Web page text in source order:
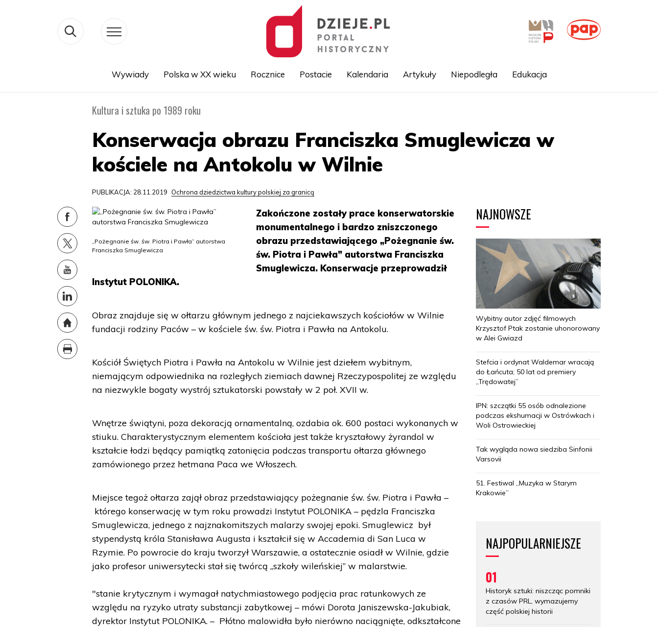
Wywiady Polska w XX wieku Rocznice Postacie Kalendaria Artykuły Niepodległa Edukacja
Kultura i sztuka po 1989 roku
Konserwacja obrazu Franciszka Smuglewicza w
kościele na Antokolu w Wilnie
PUBLIKACJA: 28.11.2019 Ochrona dziedzictwa kultury polskiej za granicą
„Pożegnanie św. św. Piotra i Pawła” autorstwa
Franciszka Smuglewicza
Zakończone zostały prace konserwatorskie
monumentalnego i bardzo zniszczonego
obrazu przedstawiającego „Pożegnanie św.
św. Piotra i Pawła” autorstwa Franciszka
Smuglewicza. Konserwacje przeprowadził
Instytut POLONIKA.
Obraz znajduje się w ołtarzu głównym jednego z najciekawszych kościołów w Wilnie
fundacji rodziny Paców – w kościele św. św. Piotra i Pawła na Antokolu.
Kościół Świętych Piotra i Pawła na Antokolu w Wilnie jest dziełem wybitnym,
niemającym odpowiednika na rozległych ziemiach dawnej Rzeczypospolitej ze względu
na niezwykle bogaty wystrój sztukatorski powstały w 2 poł. XVII w.
Wnętrze świątyni, poza dekoracją ornamentalną, ozdabia ok. 600 postaci wykonanych w
stiuku. Charakterystycznym elementem kościoła jest także kryształowy żyrandol w
kształcie łodzi będący pamiątką zatonięcia podczas transportu ołtarza głównego
zamówionego przez hetmana Paca we Włoszech.
Miejsce tegoż ołtarza zajął obraz przedstawiający pożegnanie św. św. Piotra i Pawła –
którego konserwację w tym roku prowadzi Instytut POLONIKA – pędzla Franciszka
Smuglewicza, jednego z najznakomitszych malarzy swojej epoki. Smuglewicz był
stypendystą króla Stanisława Augusta i kształcił się w Accademia di San Luca w
Rzymie. Po powrocie do kraju tworzył Warszawie, a ostatecznie osiadł w Wilnie, gdzie
jako profesor uniwersytecki stał się twórcą „szkoły wileńskiej” w malarstwie.
"stanie krytycznym i wymagał natychmiastowego podjęcia prac ratunkowych ze
względu na ryzyko utraty substancji zabytkowej – mówi Dorota Janiszewska-Jakubiak,
dyrektor Instytut POLONIKA. – Płótno malowidła było nierówno naciągnięte, odkształcone
NAJNOWSZE
Wybitny autor zdjęć filmowych
Krzysztof Ptak zostanie uhonorowany
w Alei Gwiazd
Stefcia i ordynat Waldemar wracają
do Łańcuta; 50 lat od premiery
„Trędowatej”
IPN: szczątki 55 osób odnalezione
podczas ekshumacji w Ostrówkach i
Woli Ostrowieckiej
Tak wygląda nowa siedziba Sinfonii
Varsovii
51. Festiwal „Muzyka w Starym
Krakowie”
NAJPOPULARNIEJSZE
01
Historyk sztuki: niszcząc pomniki
z czasów PRL, wymazujemy
część polskiej historii